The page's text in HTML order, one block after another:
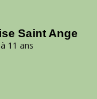
Saint Ange
11 ans